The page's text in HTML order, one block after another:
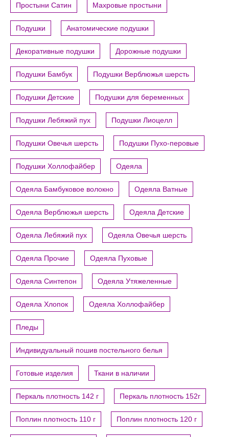
Простыни Сатин Махровые простыни
Подушки Анатомические подушки
Декоративные подушки Дорожные подушки
Подушки Бамбук Подушки Верблюжья шерсть
Подушки Детские Подушки для беременных
Подушки Лебяжий пух Подушки Лиоцелл
Подушки Овечья шерсть Подушки Пухо-перовые
Подушки Холлофайбер Одеяла
Одеяла Бамбуковое волокно Одеяла Ватные
Одеяла Верблюжья шерсть Одеяла Детские
Одеяла Лебяжий пух Одеяла Овечья шерсть
Одеяла Прочие Одеяла Пуховые
Одеяла Синтепон Одеяла Утяжеленные
Одеяла Хлопок Одеяла Холлофайбер
Пледы
Индивидуальный пошив постельного белья
Готовые изделия Ткани в наличии
Перкаль плотность 142 г Перкаль плотность 152г
Поплин плотность 110 г Поплин плотность 120 г